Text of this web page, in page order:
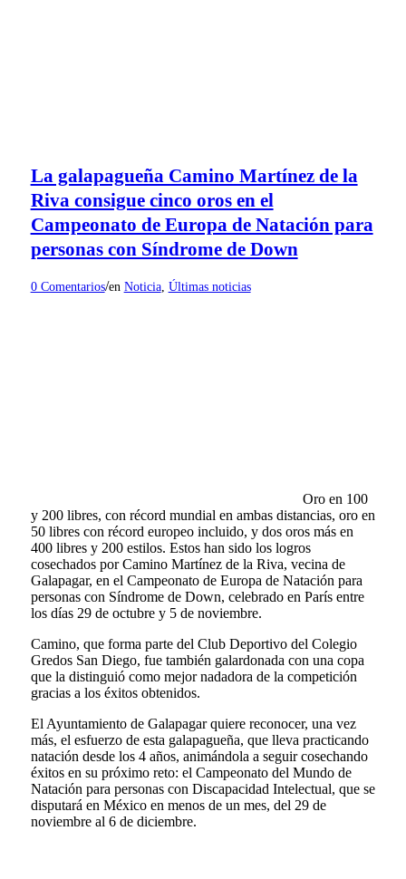
La galapagueña Camino Martínez de la
Riva consigue cinco oros en el
Campeonato de Europa de Natación para
personas con Síndrome de Down
0 Comentarios/en Noticia, Últimas noticias
Oro en 100
y 200 libres, con récord mundial en ambas distancias, oro en
50 libres con récord europeo incluido, y dos oros más en
400 libres y 200 estilos. Estos han sido los logros
cosechados por Camino Martínez de la Riva, vecina de
Galapagar, en el Campeonato de Europa de Natación para
personas con Síndrome de Down, celebrado en París entre
los días 29 de octubre y 5 de noviembre.
Camino, que forma parte del Club Deportivo del Colegio
Gredos San Diego, fue también galardonada con una copa
que la distinguió como mejor nadadora de la competición
gracias a los éxitos obtenidos.
El Ayuntamiento de Galapagar quiere reconocer, una vez
más, el esfuerzo de esta galapagueña, que lleva practicando
natación desde los 4 años, animándola a seguir cosechando
éxitos en su próximo reto: el Campeonato del Mundo de
Natación para personas con Discapacidad Intelectual, que se
disputará en México en menos de un mes, del 29 de
noviembre al 6 de diciembre.